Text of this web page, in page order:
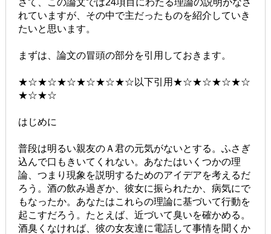
さて、この論文では24項目にわたる理論の説明がなさ
れていますが、その中で主だったものを紹介していき
たいと思います。
まずは、論文の冒頭の部分を引用しておきます。
★☆★☆★☆★☆★☆★☆以下引用★☆★☆★☆★☆
★☆★☆
はじめに
普段は明るい親友のＡ君の元気がないとする。ふさぎ
込んで口もきいてくれない。あなたはいくつかの理
論、つまり現象を説明するためのアイデアを考えるだ
ろう。酒の飲み過ぎか、彼女に振られたか、病気にで
もなったか。あなたはこれらの理論に基づいて行動を
起こすだろう。たとえば、近づいて臭いを確かめる。
酒臭くなければ、彼の女友達に電話して事情を聞くか